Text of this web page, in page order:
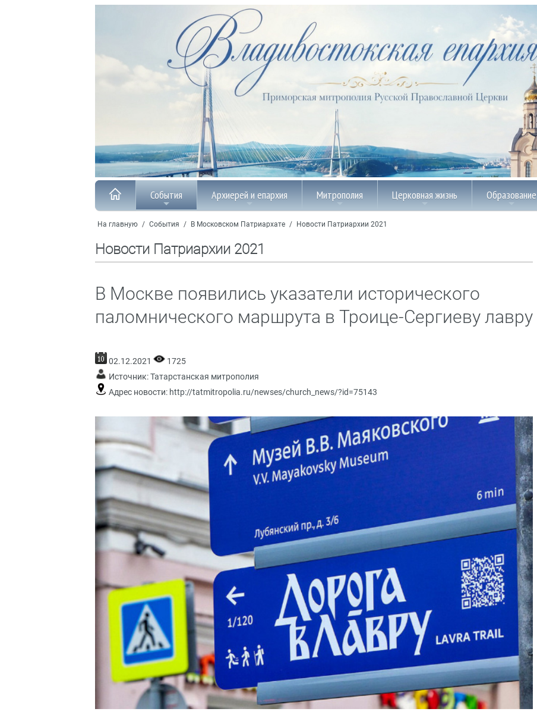
События Архиерей и епархия Митрополия Церковная жизнь Образование
На главную / События / В Московском Патриархате / Новости Патриархии 2021
Новости Патриархии 2021
В Москве появились указатели исторического
паломнического маршрута в Троице-Сергиеву лавру
02.12.2021
1725
Источник:Татарстанская митрополия
Адрес новости: http://tatmitropolia.ru/newses/church_news/?id=75143